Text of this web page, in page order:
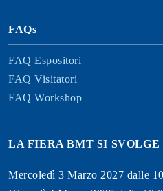
FAQs
FAQ Espositori
FAQ Visitatori
FAQ Workshop
LA FIERA BMT SI
Mercoledì 3 Marzo 2027 dalle